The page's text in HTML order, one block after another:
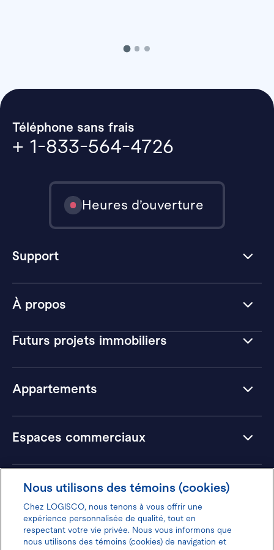
À propos
Futurs projets immobiliers
Appartements
Espaces commerciaux
Hôtels
Téléphone sans frais
+ 1-833-564-4726
Heures d’ouverture
Support
Nous utilisons des témoins (cookies)
Chez LOGISCO, nous tenons à vous offrir une
expérience personnalisée de qualité, tout en
respectant votre vie privée. Nous vous informons que
nous utilisons des témoins (cookies) de navigation et